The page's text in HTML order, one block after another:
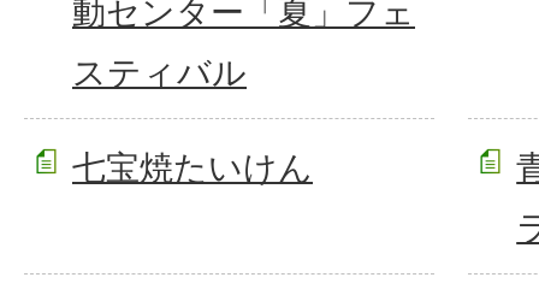
動センター「夏」フェ
スティバル
七宝焼たいけん